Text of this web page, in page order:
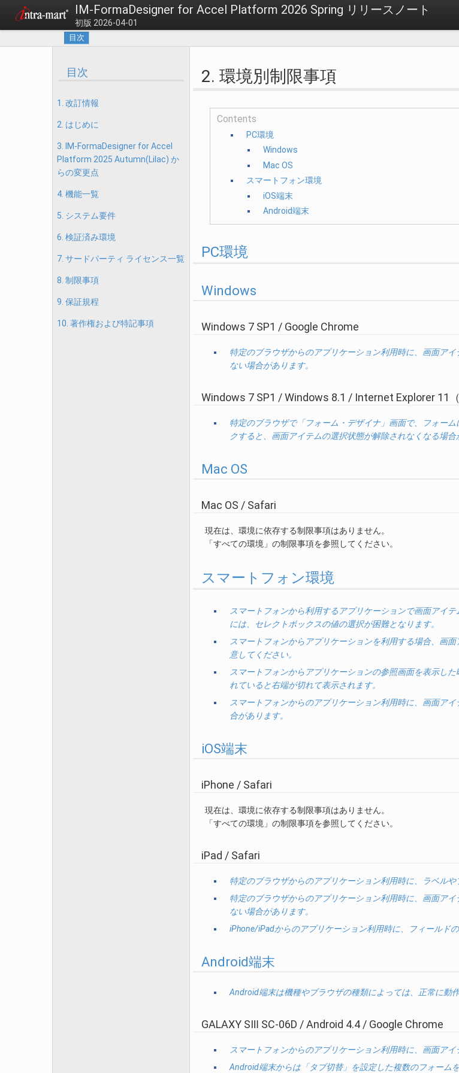
IM-FormaDesigner for Accel Platform 2026 Spring リリースノート
初版 2026-04-01
目次
目次
1. 改訂情報
2. はじめに
3. IM-FormaDesigner for Accel
Platform 2025 Autumn(Lilac) か
らの変更点
4. 機能一覧
5. システム要件
6. 検証済み環境
7. サードパーティ ライセンス一覧
8. 制限事項
9. 保証規程
10. 著作権および特記事項
2. 環境別制限事項
Contents
PC環境
Windows
Mac OS
スマートフォン環境
iOS端末
Android端末
PC環境
Windows
Windows 7 SP1 / Google Chrome
特定のブラウザからのアプリケーション利用時に、画面ア
ない場合があります。
Windows 7 SP1 / Windows 8.1 / Internet Explorer 11
特定のブラウザで「フォーム・デザイナ」画面で、フォー
クすると、画面アイテムの選択状態が解除されなくなる場合
Mac OS
Mac OS / Safari
現在は、環境に依存する制限事項はありません。
「すべての環境」の制限事項を参照してください。
スマートフォン環境
スマートフォンから利用するアプリケーションで画面アイ
には、セレクトボックスの値の選択が困難となります。
スマートフォンからアプリケーションを利用する場合、画
意してください。
スマートフォンからアプリケーションの参照画面を表示し
れていると右端が切れて表示されます。
スマートフォンからのアプリケーション利用時に、画面ア
合があります。
iOS端末
iPhone / Safari
現在は、環境に依存する制限事項はありません。
「すべての環境」の制限事項を参照してください。
iPad / Safari
特定のブラウザからのアプリケーション利用時に、ラベル
特定のブラウザからのアプリケーション利用時に、画面ア
ない場合があります。
iPhone/iPadからのアプリケーション利用時に、フィールド
Android端末
Android端末は機種やブラウザの種類によっては、正常に動
GALAXY SⅢ SC-06D / Android 4.4 / Google Chrome
スマートフォンからのアプリケーション利用時に、画面ア
Android端末からは「タブ切替」を設定した複数のフォーム